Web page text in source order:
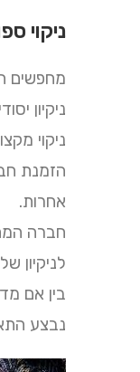
ניקוי
מחפשים
ניקיון
ניקוי
הזמנת
אחרות.
חברה
לניקיון
בין אם
נבצע